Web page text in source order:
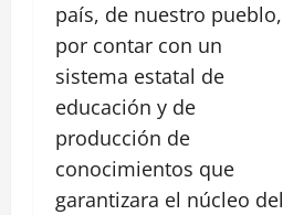
país, de nuestro pueblo,
por contar con un
sistema estatal de
educación y de
producción de
conocimientos que
garantizara el núcleo del